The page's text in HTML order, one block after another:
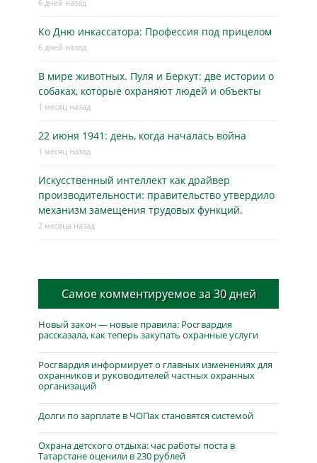
6 дней назад
Ко Дню инкассатора: Профессия под прицелом
6 дней назад
В мире животных. Пуля и Беркут: две истории о
собаках, которые охраняют людей и объекты
1 месяц назад
22 июня 1941: день, когда началась война
1 месяц назад
Искусственный интеллект как драйвер
производительности: правительство утвердило
механизм замещения трудовых функций.
2 месяца назад
Самое комментируемое за 30 дней
Новый закон — новые правила: Росгвардия
рассказала, как теперь закупать охранные услуги
Росгвардия информирует о главных изменениях для
охранников и руководителей частных охранных
организаций
Долги по зарплате в ЧОПах становятся системой
Охрана детского отдыха: час работы поста в
Татарстане оценили в 230 рублей